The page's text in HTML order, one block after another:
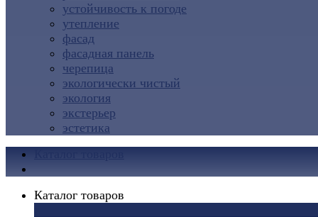
устойчивость к погоде
утепление
фасад
фасадная панель
черепица
экологически чистый
экология
экстерьер
эстетика
Каталог товаров